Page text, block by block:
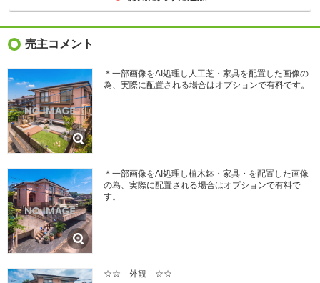
売主コメント
＊一部画像をAI処理し人工芝・家具を配置した画像の
為、実際に配置される場合はオプションで有料です。
＊一部画像をAI処理し植木鉢・家具・を配置した画像
の為、実際に配置される場合はオプションで有料で
す。
☆☆ 外観 ☆☆